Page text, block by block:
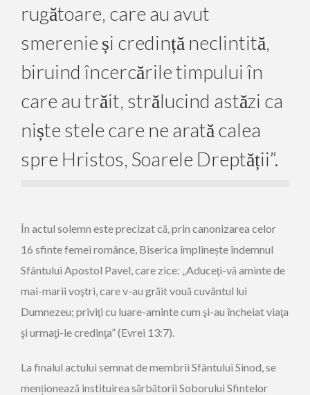
rugătoare, care au avut
smerenie și credință neclintită,
biruind încercările timpului în
care au trăit, strălucind astăzi ca
niște stele care ne arată calea
spre Hristos, Soarele Dreptății”.
În actul solemn este precizat că, prin canonizarea celor
16 sfinte femei românce, Biserica împlinește îndemnul
Sfântului Apostol Pavel, care zice: „Aduceţi-vă aminte de
mai-marii voştri, care v-au grăit vouă cuvântul lui
Dumnezeu; priviţi cu luare-aminte cum şi-au încheiat viaţa
şi urmaţi-le credinţa” (Evrei 13:7).
La finalul actului semnat de membrii Sfântului Sinod, se
menționează instituirea sărbătorii Soborului Sfintelor